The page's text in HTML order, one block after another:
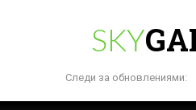
SKY
Следи за обновлениями: